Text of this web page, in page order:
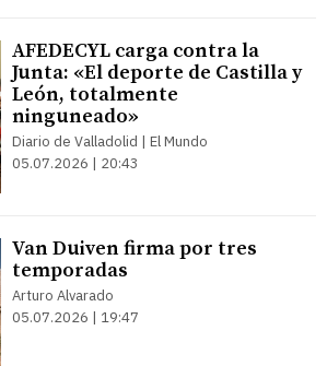
AFEDECYL carga contra la
Junta: «El deporte de Castilla y
León, totalmente
ninguneado»
Diario de Valladolid | El Mundo
05.07.2026 | 20:43
Van Duiven firma por tres
temporadas
Arturo Alvarado
05.07.2026 | 19:47